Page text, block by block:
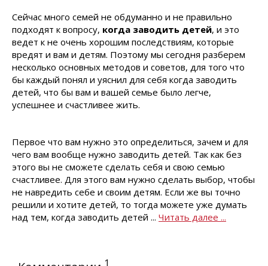
Сейчас много семей не обдуманно и не правильно
подходят к вопросу, когда заводить детей, и это
ведет к не очень хорошим последствиям, которые
вредят и вам и детям. Поэтому мы сегодня разберем
несколько основных методов и советов, для того что
бы каждый понял и уяснил для себя когда заводить
детей, что бы вам и вашей семье было легче,
успешнее и счастливее жить.
Первое что вам нужно это определиться, зачем и для
чего вам вообще нужно заводить детей. Так как без
этого вы не сможете сделать себя и свою семью
счастливее. Для этого вам нужно сделать выбор, чтобы
не навредить себе и своим детям. Если же вы точно
решили и хотите детей, то тогда можете уже думать
над тем, когда заводить детей ... Читать далее ...
1